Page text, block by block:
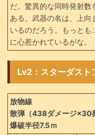
だ。驚異的な同時発射
ある。武器の名は、上向
いるのだろう。もっと
に心惹かれているがな。
Lv2：スターダスト
放物線
散弾（438ダメージ×30
爆破半径7.5ｍ